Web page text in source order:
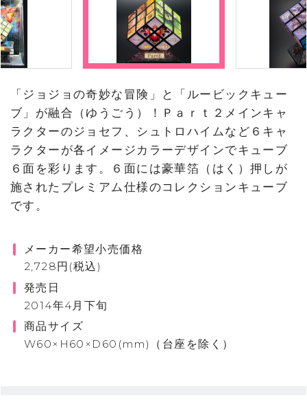
「ジョジョの奇妙な冒険」と「ルービックキュー
ブ」が融合（ゆうごう）！Ｐａｒｔ２メインキャ
ラクターのジョセフ、シュトロハイムなど６キャ
ラクターが各イメージカラーデザインでキューブ
６面を彩ります。６面には豪華箔（はく）押しが
施されたプレミアム仕様のコレクションキューブ
です。
メーカー希望小売価格
2,728円(税込)
発売日
2014年4月下旬
商品サイズ
W60×H60×D60(mm)（台座を除く）